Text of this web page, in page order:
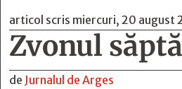
articol scris miercuri, 20 august
Zvonul
de Jurnalul de Arges